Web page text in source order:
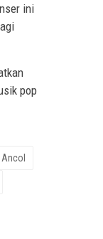
ini
pop